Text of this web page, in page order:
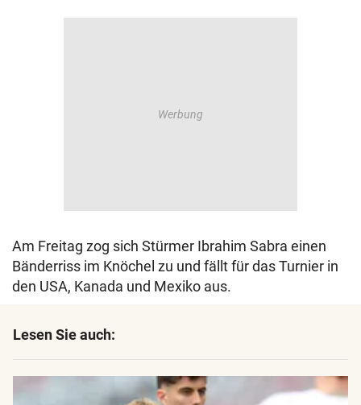
Am Freitag zog sich Stürmer Ibrahim Sabra einen
Bänderriss im Knöchel zu und fällt für das Turnier in
den USA, Kanada und Mexiko aus.
Lesen Sie auch: